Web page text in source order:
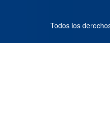
Todos los